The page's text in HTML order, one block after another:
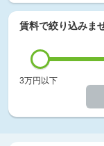
賃料で絞り込みま
3万円以下